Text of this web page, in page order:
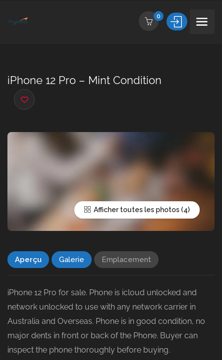
0
iPhone 12 Pro – Mint Condition
Afficher toutes les photos
Aperçu Galerie Emplacement
iPhone 12 Pro for sale. Phone is icloud unlocked and
network unlocked to use with any network carrier in
Australia and Overseas. Phone is in good condition, no
major dents in front or back of the Phone. Buyer can
inspect the phone thoroughly before buying.